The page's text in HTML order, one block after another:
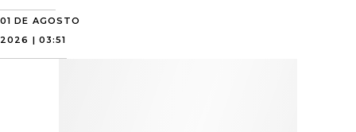
01 DE AGOSTO
2026 | 03:51